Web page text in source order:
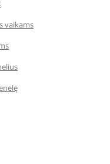
vaikams